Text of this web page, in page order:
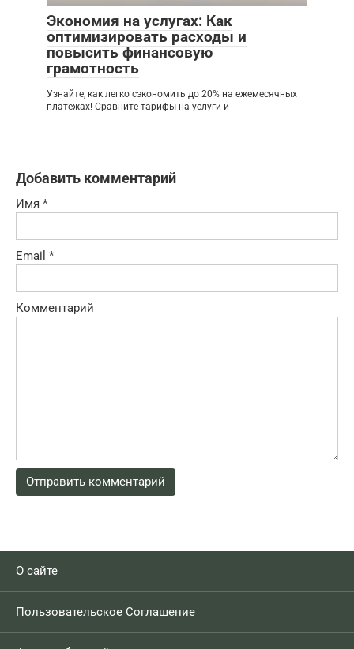
Экономия на услугах: Как
оптимизировать расходы и
повысить финансовую
грамотность
Узнайте, как легко сэкономить до 20% на ежемесячных
платежах! Сравните тарифы на услуги и
Добавить комментарий
Имя *
Email *
Комментарий
О сайте
Пользовательское Соглашение